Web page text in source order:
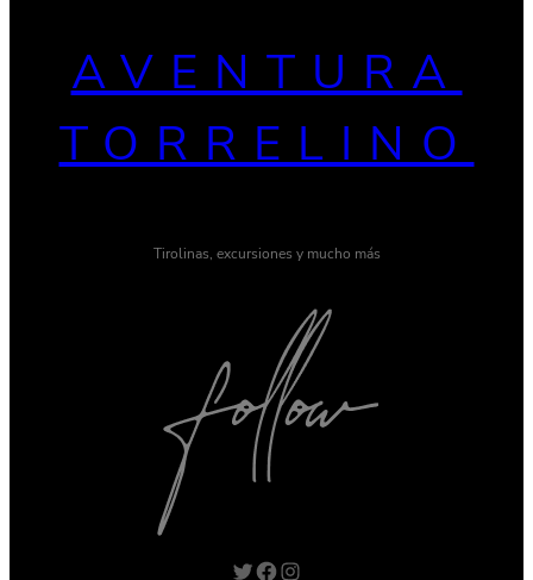
AVENTURA
TORRELINO
Tirolinas, excursiones y mucho más
Twitter Facebook Instagram